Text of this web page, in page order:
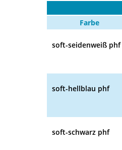
Farbe
soft-seidenweiß phf
soft-hellblau phf
soft-schwarz phf